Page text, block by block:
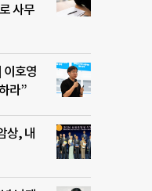
사무
이호영
라”
상, 내